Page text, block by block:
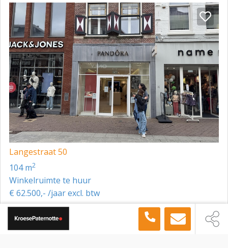
Langestraat 50
104 m2
Winkelruimte te huur
€ 62.500,- /jaar excl. btw
Toon meer panden in de buurt →